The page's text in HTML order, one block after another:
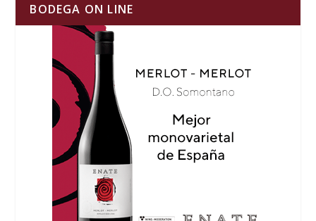
BODEGA ON LINE